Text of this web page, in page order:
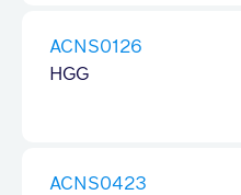
ACNS0126
HGG
ACNS0423